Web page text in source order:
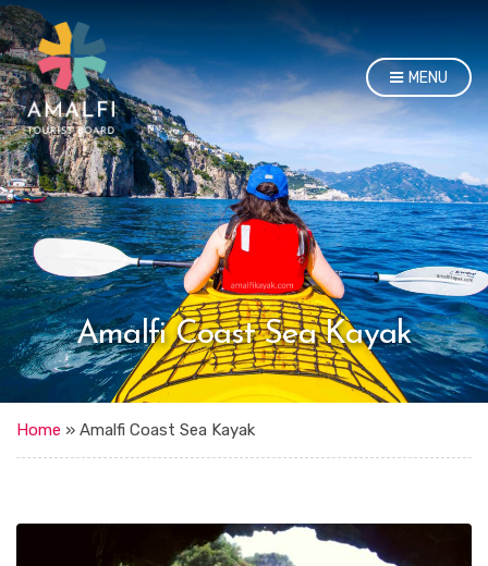
MENU
Amalfi Coast Sea Kayak
Home » Amalfi Coast Sea Kayak